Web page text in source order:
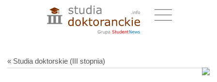
« Studia doktorskie (III stopnia)